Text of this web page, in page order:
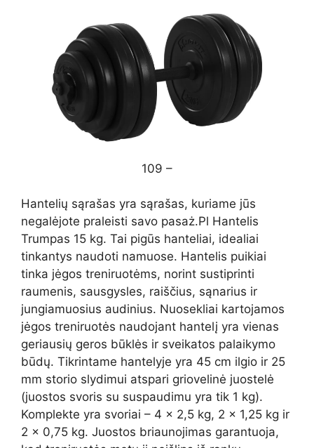
109 –
Hantelių sąrašas yra sąrašas, kuriame jūs
negalėjote praleisti savo pasaż.Pl Hantelis
Trumpas 15 kg. Tai pigūs hanteliai, idealiai
tinkantys naudoti namuose. Hantelis puikiai
tinka jėgos treniruotėms, norint sustiprinti
raumenis, sausgysles, raiščius, sąnarius ir
jungiamuosius audinius. Nuosekliai kartojamos
jėgos treniruotės naudojant hantelį yra vienas
geriausių geros būklės ir sveikatos palaikymo
būdų. Tikrintame hantelyje yra 45 cm ilgio ir 25
mm storio slydimui atspari griovelinė juostelė
(juostos svoris su suspaudimu yra tik 1 kg).
Komplekte yra svoriai – 4 x 2,5 kg, 2 x 1,25 kg ir
2 x 0,75 kg. Juostos briaunojimas garantuoja,